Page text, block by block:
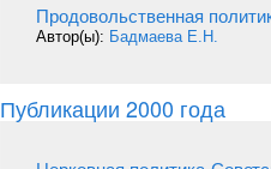
Продовольственная
Автор(ы): Бадмаева Е.Н.
Публикации 2000 года